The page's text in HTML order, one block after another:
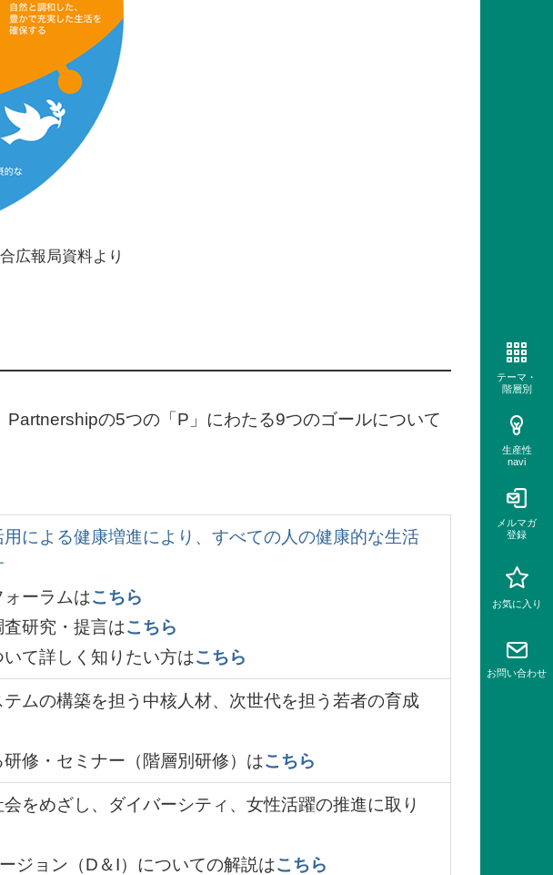
広報局資料より
の5つの「P」にわたる9つのゴールについて
による健康増進により、すべての人の健康的な生活
ーラムはこちら
研究・提言はこちら
て詳しく知りたい方はこちら
ムの構築を担う中核人材、次世代を担う若者の育成
修・セミナー（階層別研修）はこちら
をめざし、ダイバーシティ、女性活躍の推進に取り
ジョン（D＆I）についての解説はこちら
テーマ・
階層別
生産性
navi
メルマガ
登録
お気に入り
お問い合わせ